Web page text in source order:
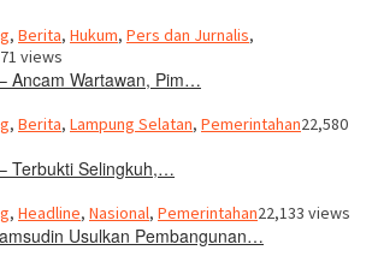
, Berita, Hukum, Pers dan Jurnalis,
views
Ancam Wartawan, Pim…
, Berita, Lampung Selatan, Pemerintahan22,580
Terbukti Selingkuh,…
, Headline, Nasional, Pemerintahan22,133 views
Usulkan Pembangunan…